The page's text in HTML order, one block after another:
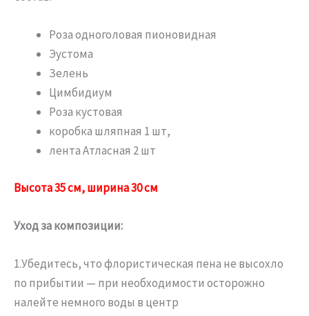
Роза одноголовая пионовидная
Эустома
Зелень
Цимбидиум
Роза кустовая
коробка шляпная 1 шт,
лента Атласная 2 шт
Высота 35 см, ширина 30 см
Уход за композиции:
1.Убедитесь, что флористическая пена не высохло
по прибытии — при необходимости осторожно
налейте немного воды в центр